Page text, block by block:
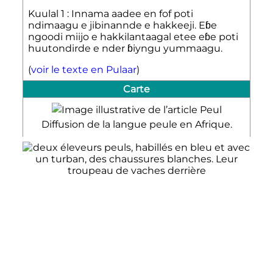
Kuulal 1 : Innama aadee en fof poti
ndimaagu e jibinannde e hakkeeji. Eɓe
ngoodi miijo e hakkilantaagal etee eɓe poti
huutondirde e nder ɓiyngu yummaagu.
(voir le texte en Pulaar)
Carte
Diffusion de la langue peule en Afrique.